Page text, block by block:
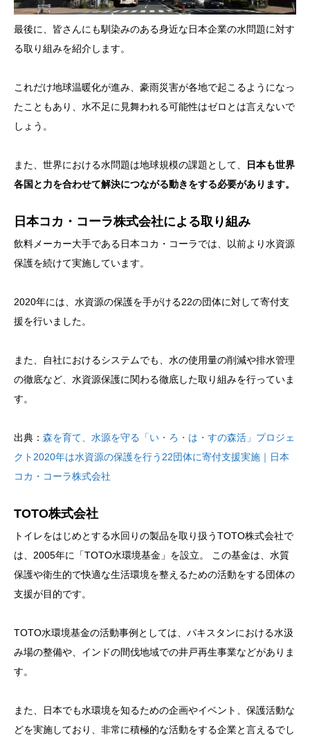
最後に、皆さんにも馴染みのある身近な日本企業の水問題に対す
る取り組みを紹介します。
これだけ地球温暖化が進み、豪雨災害が各地で起こるようになっ
たこともあり、水不足に見舞われる可能性はゼロとは言えないで
しょう。
また、世界における水問題は地球規模の課題として、
日本も世界
各国と力を合わせて解決につながる動きをする必要があります。
日本コカ・コーラ株式会社による取り組み
飲料メーカー大手である日本コカ・コーラでは、以前より水資源
保護を続けて実施しています。
2020年には、水資源の保護を手がける22の団体に対して寄付支
援を行いました。
また、自社におけるシステムでも、水の使用量の削減や排水管理
の徹底など、水資源保護に関わる徹底した取り組みを行っていま
す。
出典： 森を育て、水源を守る「い・ろ・は・すの森活」プロジェ
クト2020年は水資源の保護を行う22団体に寄付支援実施｜日本
コカ・コーラ株式会社
TOTO株式会社
トイレをはじめとする水回りの製品を取り扱うTOTO株式会社で
は、2005年に「TOTO水環境基金」を設立。 この基金は、水質
保護や衛生的で快適な生活環境を整えるための活動をする団体の
支援が目的です。
TOTO水環境基金の活動事例としては、パキスタンにおける水汲
み場の整備や、インドの間伐地域での井戸再生事業などがありま
す。
また、日本でも水環境を知るための企画やイベント、保護活動な
どを実施しており、非常に積極的な活動をする企業と言えるでし